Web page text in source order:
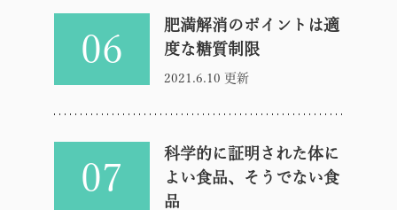
06
肥満解消のポイントは適
度な糖質制限
2021.6.10 更新
07
科学的に証明された体に
よい食品、そうでない食
品